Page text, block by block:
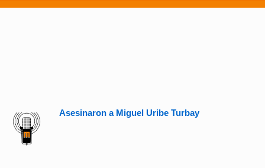
Asesinaron a Miguel Uribe Turbay